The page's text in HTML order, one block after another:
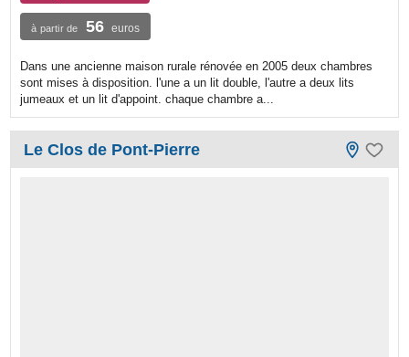
à partir de 56 euros
Dans une ancienne maison rurale rénovée en 2005 deux chambres
sont mises à disposition. l'une a un lit double, l'autre a deux lits
jumeaux et un lit d'appoint. chaque chambre a...
Le Clos de Pont-Pierre